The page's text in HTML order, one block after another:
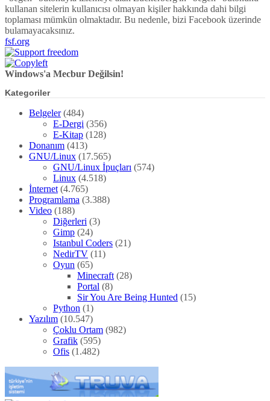
kullanan sitelerin kullanıcısı olmayan kişiler hakkında dahi bilgi
toplaması mümkün olmaktadır. Bu nedenle, bizi Facebook üzerinde
bulamayacaksınız.
fsf.org
Windows'a Mecbur Değilsin!
Kategoriler
Belgeler(484)
E-Dergi (356)
E-Kitap (128)
Donanım (413)
GNU/Linux (17.565)
GNU/Linux İpuçları (574)
Linux (4.518)
İnternet (4.765)
Programlama (3.388)
Video (188)
Diğerleri (3)
Gimp (24)
Istanbul Coders (21)
NedirTV (11)
Oyun (65)
Minecraft (28)
Portal (8)
Sir You Are Being Hunted (15)
Python (1)
Yazılım (10.547)
Çoklu Ortam (982)
Grafik (595)
Ofis (1.482)